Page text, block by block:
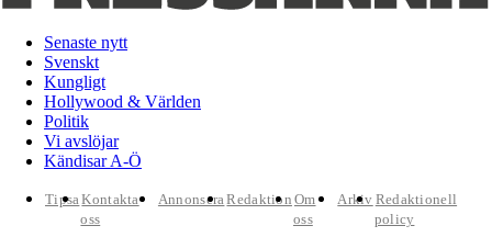
Senaste nytt
Svenskt
Kungligt
Hollywood & Världen
Politik
Vi avslöjar
Kändisar A-Ö
TipsaKontakta
oss
AnnonseraRedaktion Om
oss
Arkiv Redaktionell
policy